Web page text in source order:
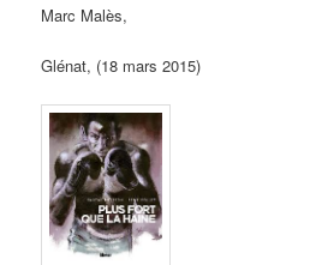
Marc Malès,
Glénat, (18 mars 2015)